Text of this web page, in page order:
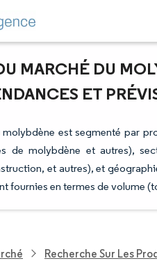
MARCHÉ DU
ET
est segmenté par
de molybdène et autres),
et autres), et
fournies en termes de volume
Recherche Sur Les